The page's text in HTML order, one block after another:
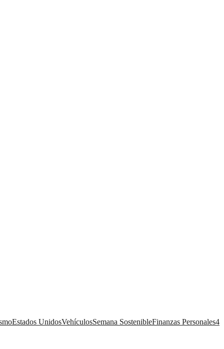
Estados UnidosVehículosSemana SostenibleFinanzas Personales4